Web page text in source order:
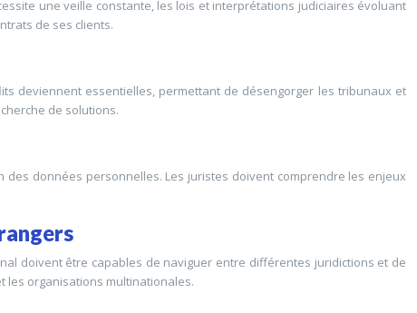
une veille constante, les lois et interprétations judiciaires évoluant
de ses clients.
deviennent essentielles, permettant de désengorger les tribunaux et
de solutions.
des données personnelles. Les juristes doivent comprendre les enjeux
doivent être capables de naviguer entre différentes juridictions et de
les organisations multinationales.